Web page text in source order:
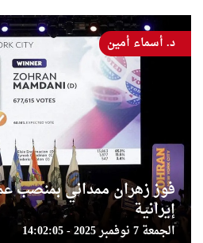
فوز زهران ممداني بمنصب
إيرانية
الجمعة 7 نوفمبر 2025 - 14:02:05
د. أسماء أمين